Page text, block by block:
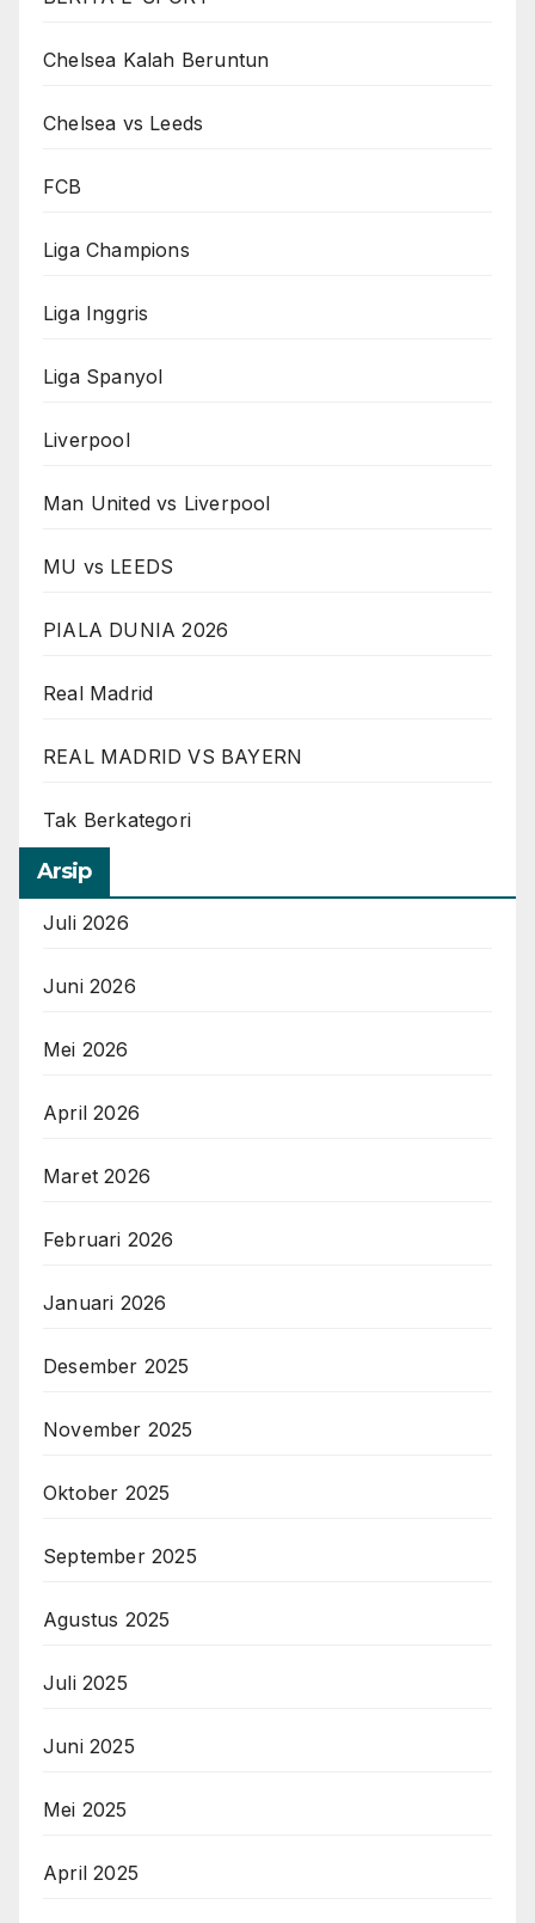
Chelsea Kalah Beruntun
Chelsea vs Leeds
FCB
Liga Champions
Liga Inggris
Liga Spanyol
Liverpool
Man United vs Liverpool
MU vs LEEDS
PIALA DUNIA 2026
Real Madrid
REAL MADRID VS BAYERN
Tak Berkategori
Arsip
Juli 2026
Juni 2026
Mei 2026
April 2026
Maret 2026
Februari 2026
Januari 2026
Desember 2025
November 2025
Oktober 2025
September 2025
Agustus 2025
Juli 2025
Juni 2025
Mei 2025
April 2025